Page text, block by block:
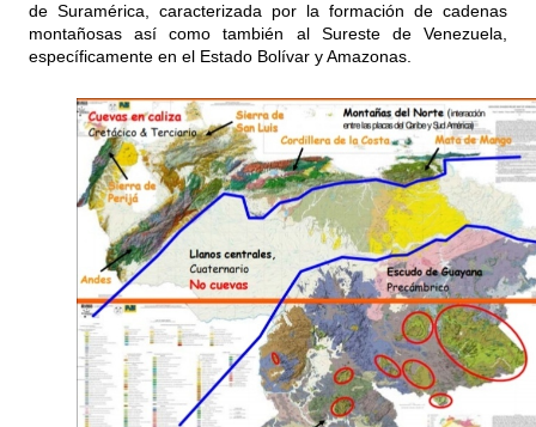
de Suramérica, caracterizada por la formación de cadenas
montañosas así como también al Sureste de Venezuela,
específicamente en el Estado Bolívar y Amazonas.